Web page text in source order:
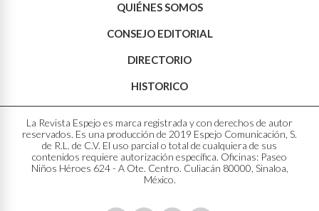
QUIÉNES SOMOS
CONSEJO EDITORIAL
DIRECTORIO
HISTORICO
La Revista Espejo es marca registrada y con derechos de autor
reservados. Es una producción de 2019 Espejo Comunicación, S.
de R.L. de C.V. El uso parcial o total de cualquiera de sus
contenidos requiere autorización específica. Oficinas: Paseo
Niños Héroes 624 - A Ote. Centro. Culiacán 80000, Sinaloa,
México.